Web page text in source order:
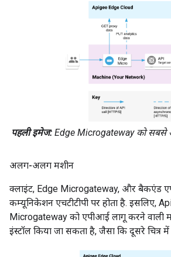
पहली इमेज: Edge Microgateway को सबसे
अलग-अलग मशीन
क्लाइंट, Edge Microgateway, और बैकएंड
कम्यूनिकेशन एचटीटीपी पर होता है. इसलिए,
Microgateway को एपीआई लागू करने वाली
इंस्टॉल किया जा सकता है, जैसा कि दूसरे चित्र में